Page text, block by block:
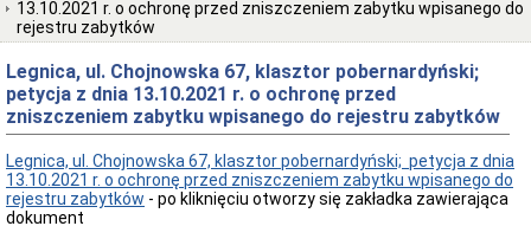
działalności
i
kompetencje
Przedmiot
działania
i
kompetencje
Sprawozdawczość
finansowa
13.10.2021 r. o ochronę przed zniszczeniem zabytku wpisanego do
rejestru zabytków
Legnica, ul. Chojnowska 67, klasztor pobernardyński;
petycja z dnia 13.10.2021 r. o ochronę przed
zniszczeniem zabytku wpisanego do rejestru zabytków
Legnica, ul. Chojnowska 67, klasztor pobernardyński; petycja z dnia
13.10.2021 r. o ochronę przed zniszczeniem zabytku wpisanego do
rejestru zabytków - po kliknięciu otworzy się zakładka zawierająca
dokument